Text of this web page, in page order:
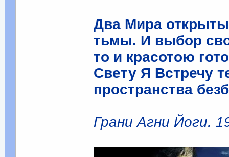
Два Мира
тьмы. И выбор
то и красотою
Свету Я Встречу
пространства
Грани Агни Йоги.